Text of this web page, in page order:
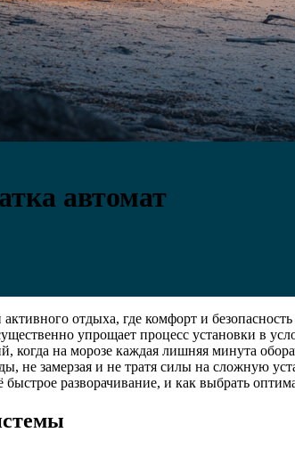
автомат
отдыха, где комфорт и
упрощает процесс установки в
на морозе каждая лишняя минута
не замерзая и не тратя силы на сложную
быстрое разворачивание, и как выбрать